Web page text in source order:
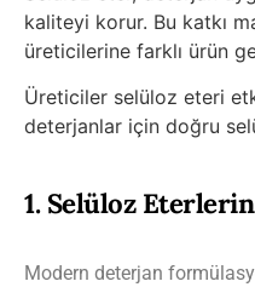
kaliteyi korur. Bu katkı
üreticilerine farklı ürün
Üreticiler selüloz eteri
deterjanlar için doğru
1. Selüloz
Modern deterjan